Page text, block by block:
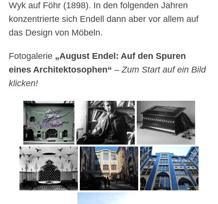
Wyk auf Föhr (1898). In den folgenden Jahren
konzentrierte sich Endell dann aber vor allem auf
das Design von Möbeln.
Fotogalerie „August Endel: Auf den Spuren
eines Architektosophen“ –Zum Start auf ein Bild
klicken!